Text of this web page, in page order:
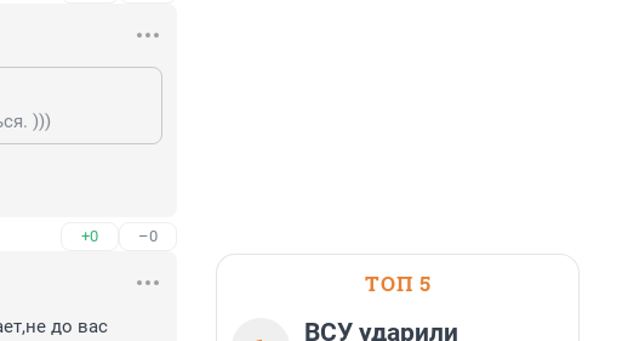
)))
+0 –0
до вас
ТОП 5
ВСУ ударили